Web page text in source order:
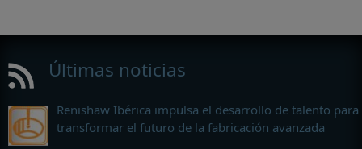
Últimas noticias
Renishaw Ibérica impulsa el desarrollo de talento para
transformar el futuro de la fabricación avanzada